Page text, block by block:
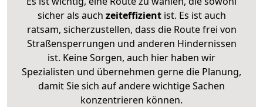
sicher als auch zeiteffizientist. Es ist auch
ratsam, sicherzustellen, dass die Route frei von
Straßensperrungen und anderen Hindernissen
ist. Keine Sorgen, auch hier haben wir
Spezialisten und übernehmen gerne die Planung,
damit Sie sich auf andere wichtige Sachen
konzentrieren können.